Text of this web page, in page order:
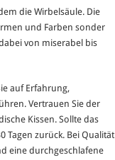
die Wirbelsäule. Die
und Farben sonder
von miserabel bis
auf Erfahrung,
Vertrauen Sie der
Kissen. Sollte das
Tagen zurück. Bei Qualität
eine durchgeschlafene